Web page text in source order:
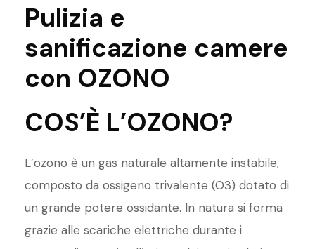
Pulizia e
sanificazione camere
con OZONO
COS’È L’OZONO?
L’ozono è un gas naturale altamente instabile,
composto da ossigeno trivalente (O3) dotato di
un grande potere ossidante. In natura si forma
grazie alle scariche elettriche durante i